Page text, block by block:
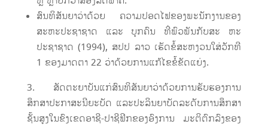
ສົນທິສັນຍາວ່າດ້ວຍ ຄວາມປອດໄຟຂອງພະນັກງານຂອງ
ສະຫະປະຊາຊາດ ແລະ ບຸກຄົນ ທີ່ພົວພັນກັບສະ ຫະ
ປະຊາຊາດ (1994), ສປປ ລາວ ເຮັດຂໍ້ສະຫງວນໃສ່ວັກທີ
1 ຂອງມາດຕາ 22 ວ່າດ້ວຍການແກ້ໄຂຂໍ້ຂັດແຍ່ງ.
ສັດຕະຍາບັນແກ່ສົນທິສັນຍາວ່າດ້ວຍການຮັບຮອງການ
ສຶກສາປະກາສະນີຍະບັດ ແລະປະລິນຍາບັດລະດັບການສຶກສາ
ຊັ້ນສູງໃນຂົງເຂດອາຊີ-ປາຊີຟິກຂອງອົງການ ມະຕິຕົກລົງຂອງ